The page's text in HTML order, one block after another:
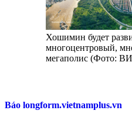
Хошимин будет
многоцентровый,
мегаполис (Фото:
Báo longform.vietnamplus.vn